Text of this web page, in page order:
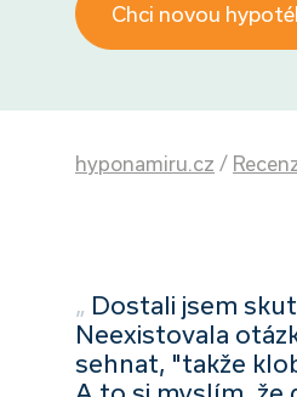
Chci novou
hyponamiru.cz /
„ Dostali jsem
Neexistovala
sehnat, "takže